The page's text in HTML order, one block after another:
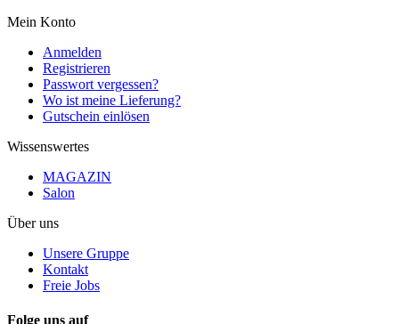
Mein Konto
Anmelden
Registrieren
Passwort vergessen?
Wo ist meine Lieferung?
Gutschein einlösen
Wissenswertes
MAGAZIN
Salon
Über uns
Unsere Gruppe
Kontakt
Freie Jobs
Folge uns auf